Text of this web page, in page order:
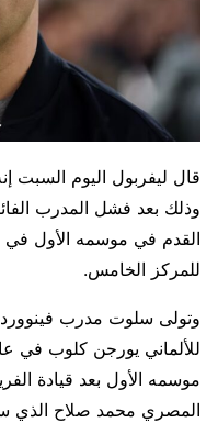
قال ليفربول اليوم السبت
وذلك بعد فشل المدرب
القدم في موسمه الأول في
للمركز الخامس.
وتولى سلوت مدرب فينوورد
موسمه الأول بعد قيادة